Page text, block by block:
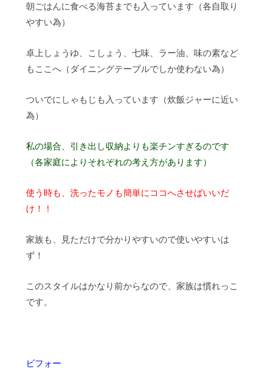
朝ごはんに食べる海苔までも入っています（各自取り
やすい為）
卓上しょうゆ、こしょう、七味、ラー油、味の素など
もここへ（ダイニングテーブルでしか使わない為）
ついでにしゃもじも入っています（炊飯ジャーに近い
為）
私の場合、引き出し収納よりも楽チンすぎるのです
（各家庭によりそれぞれの考え方があります）
使う時も、洗ったモノも簡単にココへさせばいいだ
け！！
家族も、見ただけで分かりやすいので使いやすいは
ず！
このスタイルはかなり前からなので、家族は慣れっこ
です。
ビフォー